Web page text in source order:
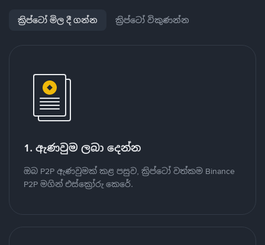
ක්‍රිප්ටෝ මිල දී ගන්න ක්‍රිප්ටෝ විකුණන්න
1. ඇණවුම ලබා දෙන්න
ඔබ P2P ඇණවුමක් කළ පසුව, ක්‍රිප්ටෝ වත්කම Binance
P2P මගින් එස්ක්‍රෝරු කෙරේ.